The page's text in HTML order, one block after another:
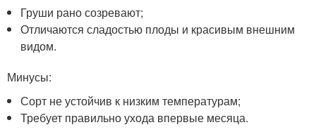
Груши рано созревают;
Отличаются сладостью плоды и красивым внешним
видом.
Минусы:
Сорт не устойчив к низким температурам;
Требует правильно ухода впервые месяца.